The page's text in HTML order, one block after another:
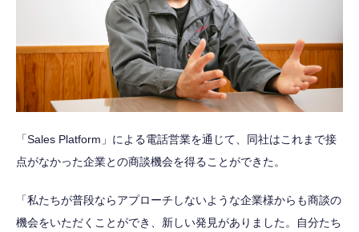
「Sales Platform」による電話営業を通じて、同社はこれまで接
点がなかった企業との商談機会を得ることができた。
「私たちが普段ならアプローチしないような企業様からも商談の
機会をいただくことができ、新しい発見がありました。自分たち